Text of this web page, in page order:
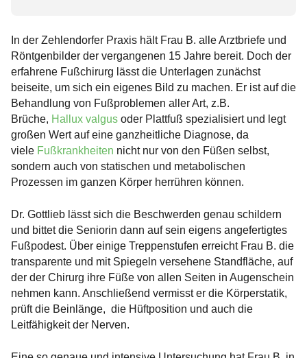
In der Zehlendorfer Praxis hält Frau B. alle Arztbriefe und
Röntgenbilder der vergangenen 15 Jahre bereit. Doch der
erfahrene Fußchirurg lässt die Unterlagen zunächst
beiseite, um sich ein eigenes Bild zu machen. Er ist auf die
Behandlung von Fußproblemen aller Art, z.B.
Brüche, Hallux valgus oder Plattfuß spezialisiert und legt
großen Wert auf eine ganzheitliche Diagnose, da
viele Fußkrankheiten nicht nur von den Füßen selbst,
sondern auch von statischen und metabolischen
Prozessen im ganzen Körper herrühren können.
Dr. Gottlieb lässt sich die Beschwerden genau schildern
und bittet die Seniorin dann auf sein eigens angefertigtes
Fußpodest. Über einige Treppenstufen erreicht Frau B. die
transparente und mit Spiegeln versehene Standfläche, auf
der der Chirurg ihre Füße von allen Seiten in Augenschein
nehmen kann. Anschließend vermisst er die Körperstatik,
prüft die Beinlänge, die Hüftposition und auch die
Leitfähigkeit der Nerven.